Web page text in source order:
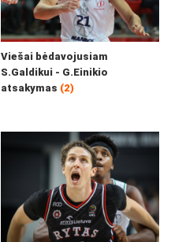
Viešai bėdavojusiam
S.Galdikui - G.Einikio
atsakymas (2)